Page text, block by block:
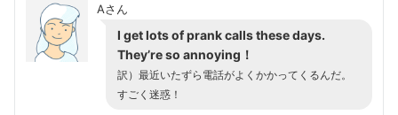
Aさん
I get lots of prank calls these days.
They’re so annoying！
訳）最近いたずら電話がよくかかってくるんだ。
すごく迷惑！